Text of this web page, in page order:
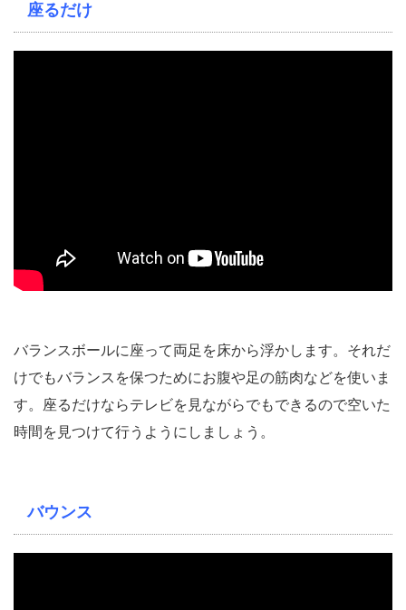
座るだけ
バランスボールに座って両足を床から浮かします。それだ
けでもバランスを保つためにお腹や足の筋肉などを使いま
す。座るだけならテレビを見ながらでもできるので空いた
時間を見つけて行うようにしましょう。
バウンス